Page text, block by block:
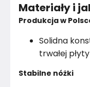
Materiały i
Produkcja w
Solidna
trwałej
Stabilne nóżki